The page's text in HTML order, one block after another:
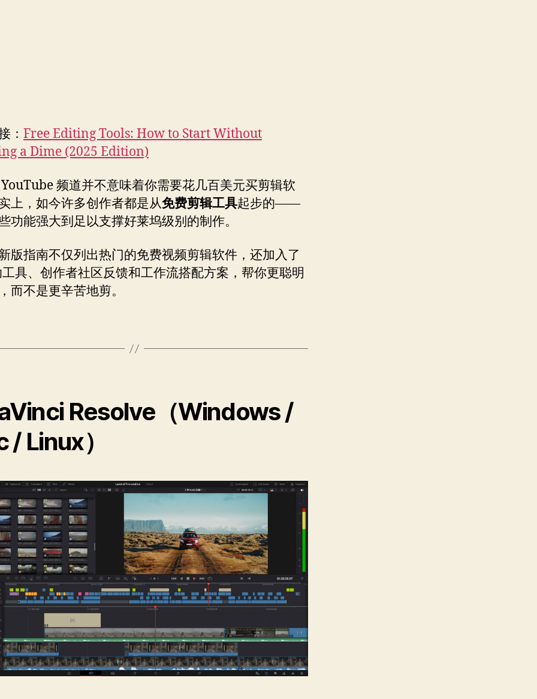
： Free Editing Tools: How to Start Without
a Dime (2025 Edition)
频道并不意味着你需要花几百美元买剪辑软
上，如今许多创作者都是从免费剪辑工具起步的——
功能强大到足以支撑好莱坞级别的制作。
版指南不仅列出热门的免费视频剪辑软件，还加入了
具、创作者社区反馈和工作流搭配方案，帮你更聪明
而不是更辛苦地剪。
Resolve（Windows /
/ Linux）